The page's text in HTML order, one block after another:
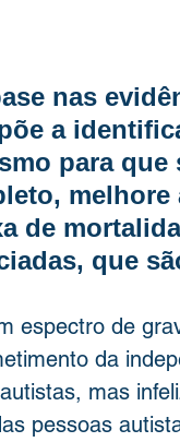
nas
a
para que
de
que
espectro de
da
mas
pessoas